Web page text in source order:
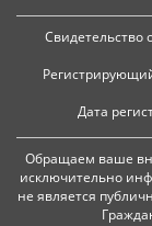
Свидетельство
Дата
Обращаем ваше
исключительно
не является